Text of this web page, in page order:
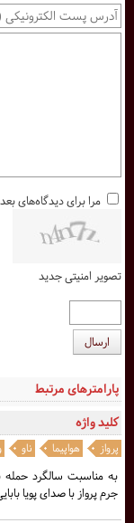
به مناسبت سالگرد حمله
جرم پرواز با صدای پویا
کلید واژه
پرواز هواپیما ناو
پارامترهای مرتبط
مرا برای دیدگاه‌های
تصویر امنیتی جدید
ارسال